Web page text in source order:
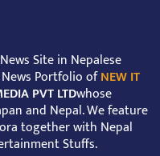
Site in Nepalese
Portfolio ofNEW IT
PVT LTDwhose
and Nepal. We feature
together with Nepal
Stuffs.